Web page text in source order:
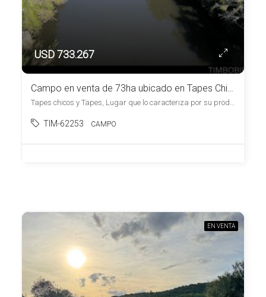
USD 733.267
Campo en venta de 73ha ubicado en Tapes Chico, Lugar de Paz y Armonía.
Tapes chicos y Tapes, Lugar que lo caracteriza por su productividad y tranquilidad, , Tapes Chico
TIM-62253 CAMPO
EN VENTA